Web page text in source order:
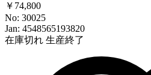
￥74,800
No: 30025
Jan: 4548565193820
在庫切れ 生産終了